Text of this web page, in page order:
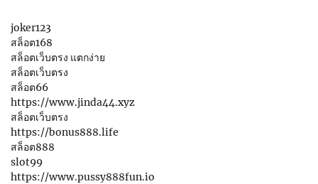
joker123
สล็อต168
สล็อตเว็บตรง แตกง่าย
สล็อตเว็บตรง
สล็อต66
https://www.jinda44.xyz
สล็อตเว็บตรง
https://bonus888.life
สล็อต888
slot99
https://www.pussy888fun.io